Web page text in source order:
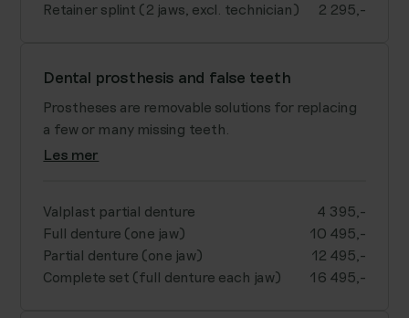
Retainer splint (2 jaws, excl. technician)
2 295,-
Dental prosthesis and false teeth
Prostheses are removable solutions for replacing
a few or many missing teeth.
Les mer
Valplast partial denture
4 395,-
Full denture (one jaw)
10 495,-
Partial denture (one jaw)
12 495,-
Complete set (full denture each jaw)
16 495,-